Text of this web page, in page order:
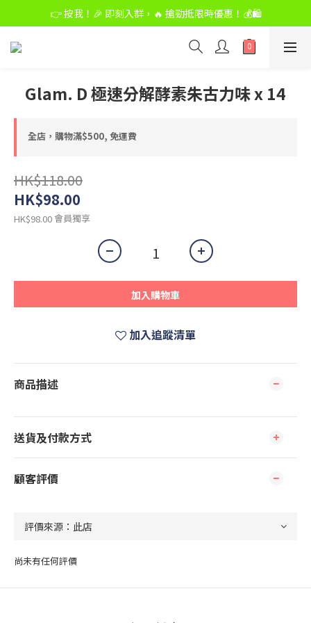
👉 按我！🎉 即刻入群，🔥 搶勁抵限時優惠！💰🛍️
👉 按我！🎉 即刻入群，🔥 搶勁抵限時優惠！💰🛍️
購物滿$500,免運費
Glam. D 極速分解酵素朱古力味 x 14
全店，購物滿$500, 免運費
HK$118.00
HK$98.00
HK$98.00會員獨享
加入購物車
加入追蹤清單
商品描述
送貨及付款方式
顧客評價
尚未有任何評價